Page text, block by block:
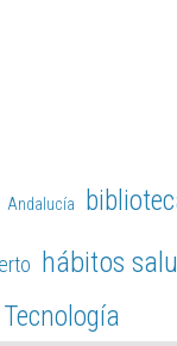
Andalucía
hábitos
Tecnología